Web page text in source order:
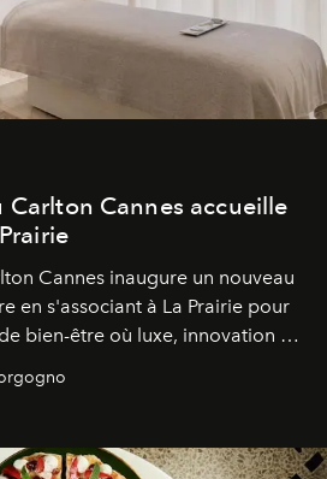
Carlton Cannes accueille
Cannes inaugure un nouveau
en s'associant à La Prairie pour
bien-être où luxe, innovation et